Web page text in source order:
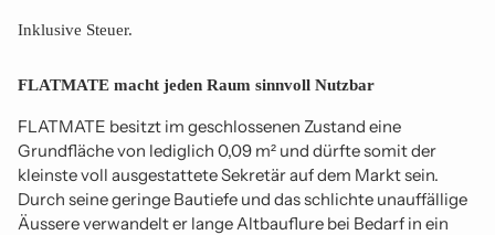
Inklusive Steuer.
FLATMATE macht jeden Raum sinnvoll Nutzbar
FLATMATE besitzt im geschlossenen Zustand eine
Grundfläche von lediglich 0,09 m² und dürfte somit der
kleinste voll ausgestattete Sekretär auf dem Markt sein.
Durch seine geringe Bautiefe und das schlichte unauffällige
Äussere verwandelt er lange Altbauflure bei Bedarf in ein